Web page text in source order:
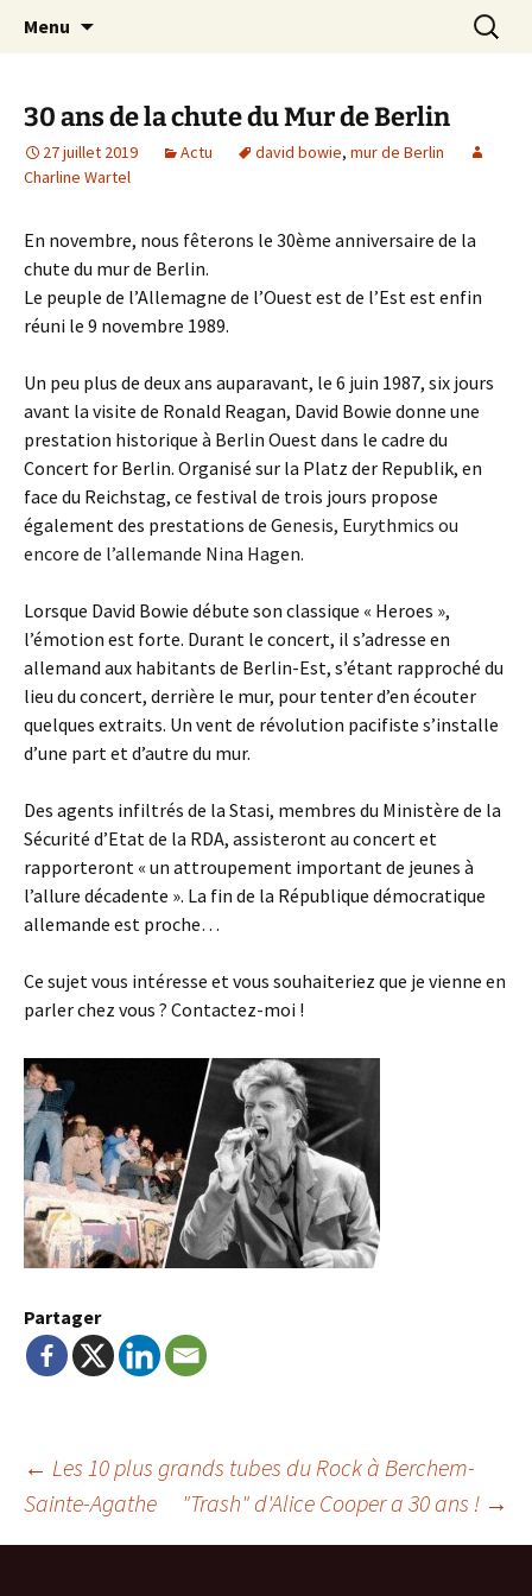
Laurent Rieppi
Journaliste musical · Historien du rock ·
Conférencier
Menu
30 ans de la chute du Mur de Berlin
27 juillet 2019 Actu david bowie, mur de Berlin
Charline Wartel
En novembre, nous fêterons le 30ème anniversaire de la
chute du mur de Berlin.
Le peuple de l’Allemagne de l’Ouest est de l’Est est enfin
réuni le 9 novembre 1989.
Un peu plus de deux ans auparavant, le 6 juin 1987, six jours
avant la visite de Ronald Reagan, David Bowie donne une
prestation historique à Berlin Ouest dans le cadre du
Concert for Berlin. Organisé sur la Platz der Republik, en
face du Reichstag, ce festival de trois jours propose
également des prestations de Genesis, Eurythmics ou
encore de l’allemande Nina Hagen.
Lorsque David Bowie débute son classique « Heroes »,
l’émotion est forte. Durant le concert, il s’adresse en
allemand aux habitants de Berlin-Est, s’étant rapproché du
lieu du concert, derrière le mur, pour tenter d’en écouter
quelques extraits. Un vent de révolution pacifiste s’installe
d’une part et d’autre du mur.
Des agents infiltrés de la Stasi, membres du Ministère de la
Sécurité d’Etat de la RDA, assisteront au concert et
rapporteront « un attroupement important de jeunes à
l’allure décadente ». La fin de la République démocratique
allemande est proche…
Ce sujet vous intéresse et vous souhaiteriez que je vienne en
parler chez vous ? Contactez-moi !
Partager
Navigation
de
← Les 10 plus grands tubes du Rock à Berchem-
Sainte-Agathe
"Trash" d'Alice Cooper a 30 ans ! →